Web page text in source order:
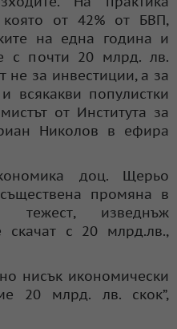
от 42% от БВП,
на една година и
с почти 20 млрд. лв.
не за инвестиции, а за
всякакви популистки
от Института за
Николов в ефира
доц. Щерьо
промяна в
тежест, изведнъж
скачат с 20 млрд.лв.,
нисък икономически
20 млрд. лв. скок”,